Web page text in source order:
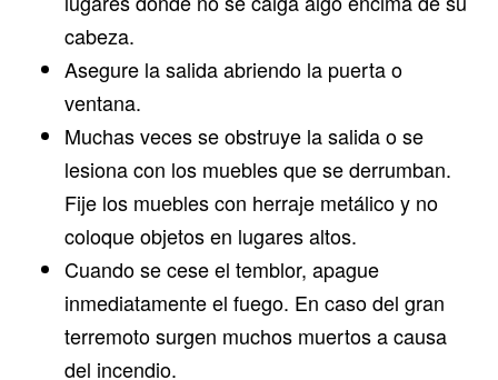
cabeza.
Asegure la salida abriendo la puerta o
ventana.
Muchas veces se obstruye la salida o se
lesiona con los muebles que se derrumban.
Fije los muebles con herraje metálico y no
coloque objetos en lugares altos.
Cuando se cese el temblor, apague
inmediatamente el fuego. En caso del gran
terremoto surgen muchos muertos a causa
del incendio.